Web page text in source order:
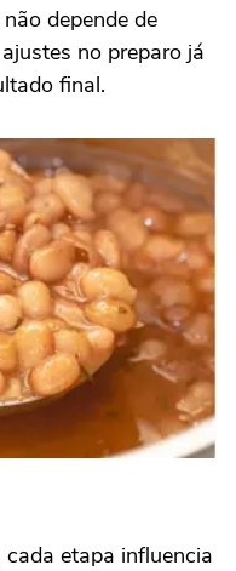
depende de
no preparo já
final.
etapa influencia